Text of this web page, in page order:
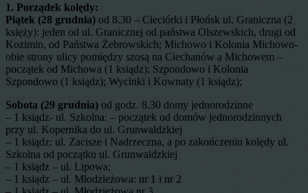
1. Porządek kolędy:
Piątek (28 grudnia) od 8.30 – Cieciórki i Płońsk ul. Graniczna (2
księży): jeden od ul. Granicznej od państwa Olszewskich, drugi od
Kozimin, od Państwa Żebrowskich; Michowo i Kolonia Michowo-
obie strony ulicy pomiędzy szosą na Ciechanów a Michowem –
początek od Michowa (1 ksiądz); Szpondowo i Kolonia
Szpondowo (1 ksiądz); Wycinki i Kownaty (1 ksiądz);
Sobota (29 grudnia) od godz. 8.30 domy jednorodzinne
– 1 ksiądz- ul. Szkolna: – początek od domów jednorodzinnych
przy ul. Kopernika do ul. Grunwaldzkiej
– 1 ksiądz: ul. Zacisze i Nadrzeczna, a po zakończeniu kolędy ul.
Szkolna od początku ul. Grunwaldzkiej
– 1 ksiądz – ul. Lipowa;
– 1 ksiądz – ul. Młodzieżowa: nr 1 i nr 2